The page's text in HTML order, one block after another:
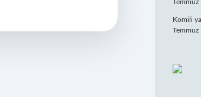
Komili